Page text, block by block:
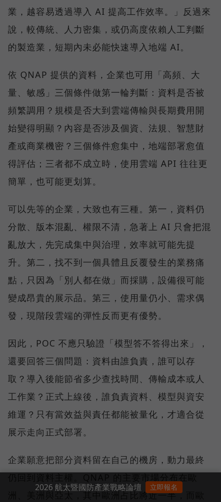
業，越容易透過導入 AI 提高工作效率。」反過來
說，較傳統、人力密集，或仍高度依賴人工判斷
的製造業，短期內未必能快速導入地端 AI。
依 QNAP 提供的資料，企業也可用「高頻、大
量、敏感」三個條件做第一輪判斷：資料是否被
頻繁調用？規模是否大到雲端傳輸與長期費用開
始變得明顯？內容是否涉及個資、法規、智慧財
產或商業機密？三個條件愈集中，地端部署愈值
得評估；三者都不成立時，使用雲端 API 往往更
簡單，也可能更划算。
可以先等的企業，大致也有三種。第一，資料仍
分散、版本混亂、權限不清，急著上 AI 只會把混
亂放大，先完成集中與治理，效率就可能先提
升。第二，找不到一個具體且反覆發生的業務痛
點，只因為「別人都在做」而採購，設備很可能
變成昂貴的展示品。第三，使用量仍小、需求偶
發，現階段雲端的彈性反而更有優勢。
因此，POC 不應只驗證「模型答不答得出來」，
還要回答三個問題：資料由誰負責，誰可以存
取？導入後能節省多少查找時間、傳輸成本或人
工作業？正式上線後，誰負責資料、模型與資安
維運？只有當效益與責任都能被量化，才適合從
展示走向正式部署。
企業願意把部分資料留在自己的機房，動力最終
洲、美洲與亞太，其中歐洲占比將近一半，而歐
2026 航太暨國防產業戰略論壇 立即報名